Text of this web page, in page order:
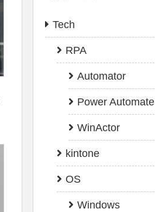
Tech
RPA
Automator
Power Automate
WinActor
kintone
OS
Windows